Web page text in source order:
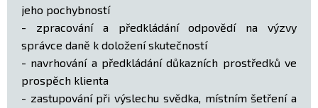
jeho pochybností
- zpracování a předkládání odpovědí na výzvy
správce daně k doložení skutečností
- navrhování a předkládání důkazních prostředků ve
prospěch klienta
- zastupování při výslechu svědka, místním šetření a